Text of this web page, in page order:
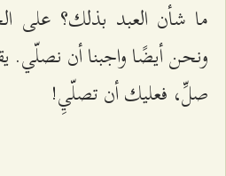
ما شأن العبد بذلك؟ على
ونحن أيضًا واجبنا أن نصلّي.
صلِّ، فعليك أن تصلّيِ!